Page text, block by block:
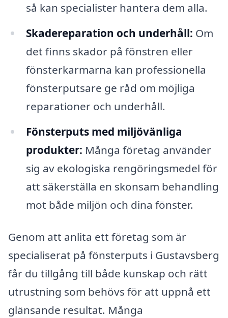
så kan specialister hantera dem alla.
Skadereparation och underhåll: Om
det finns skador på fönstren eller
fönsterkarmarna kan professionella
fönsterputsare ge råd om möjliga
reparationer och underhåll.
Fönsterputs med miljövänliga
produkter: Många företag använder
sig av ekologiska rengöringsmedel för
att säkerställa en skonsam behandling
mot både miljön och dina fönster.
Genom att anlita ett företag som är
specialiserat på fönsterputs i Gustavsberg
får du tillgång till både kunskap och rätt
utrustning som behövs för att uppnå ett
glänsande resultat. Många